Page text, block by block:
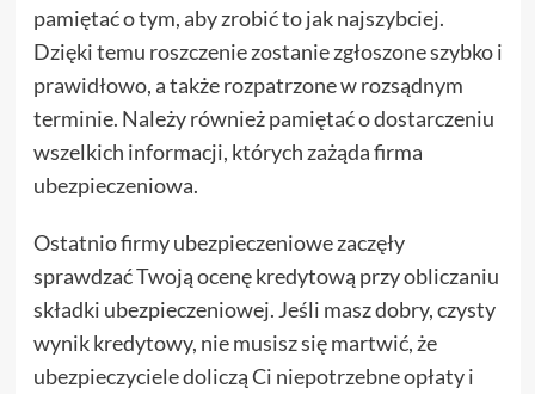
pamiętać o tym, aby zrobić to jak najszybciej.
Dzięki temu roszczenie zostanie zgłoszone szybko i
prawidłowo, a także rozpatrzone w rozsądnym
terminie. Należy również pamiętać o dostarczeniu
wszelkich informacji, których zażąda firma
ubezpieczeniowa.
Ostatnio firmy ubezpieczeniowe zaczęły
sprawdzać Twoją ocenę kredytową przy obliczaniu
składki ubezpieczeniowej. Jeśli masz dobry, czysty
wynik kredytowy, nie musisz się martwić, że
ubezpieczyciele doliczą Ci niepotrzebne opłaty i